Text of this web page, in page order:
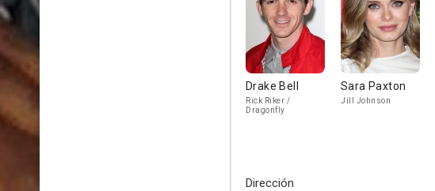
Drake Bell
Rick Riker /
Dragonfly
Sara Paxton
Jill Johnson
Dirección